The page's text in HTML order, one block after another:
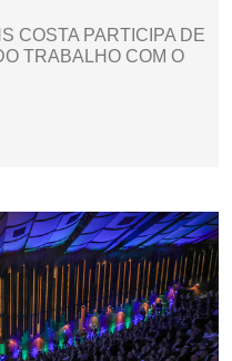
COSTA PARTICIPA DE
TRABALHO COM O